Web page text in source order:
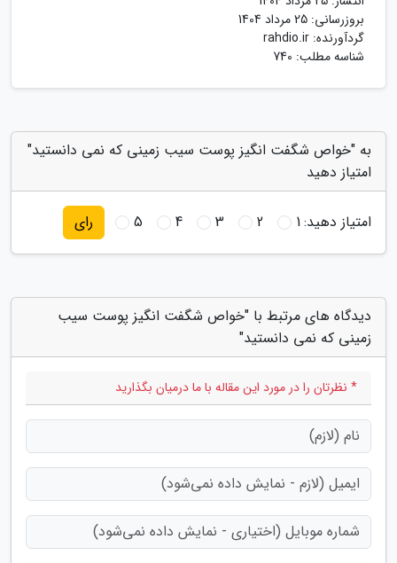
بروزرسانی: 25 مرداد 1404
گردآورنده: rahdio.ir
شناسه مطلب: 740
به "خواص شگفت انگیز پوست سیب زمینی که نمی دانستید"
امتیاز دهید
امتیاز دهید:1
2
3
4
5 رای
دیدگاه های مرتبط با "خواص شگفت انگیز پوست سیب
زمینی که نمی دانستید"
* نظرتان را در مورد این مقاله با ما درمیان بگذارید